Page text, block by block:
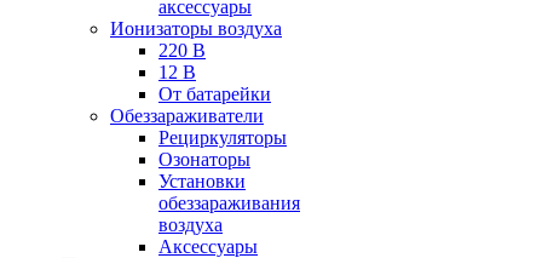
аксессуары
Ионизаторы воздуха
220 В
12 В
От батарейки
Обеззараживатели
Рециркуляторы
Озонаторы
Установки
обеззараживания
воздуха
Аксессуары